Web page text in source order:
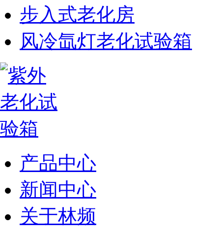
步入式老化房
风冷氙灯老化试验箱
产品中心
新闻中心
关于林频